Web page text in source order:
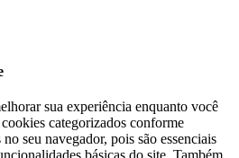
sua experiência enquanto você
categorizados conforme
seu navegador, pois são essenciais
básicas do site. Também